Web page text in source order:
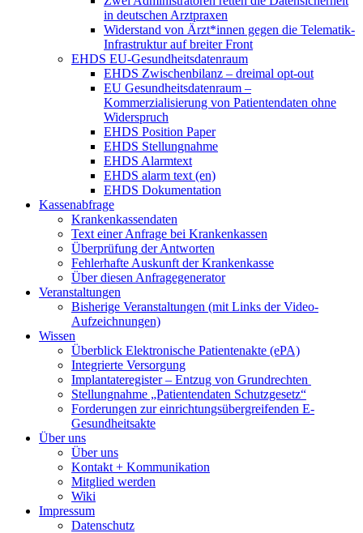
in deutschen Arztpraxen
Widerstand von Ärzt*innen gegen die Telematik-
Infrastruktur auf breiter Front
EHDS EU-Gesundheitsdatenraum
EHDS Zwischenbilanz – dreimal opt-out
EU Gesundheitsdatenraum –
Kommerzialisierung von Patientendaten ohne
Widerspruch
EHDS Position Paper
EHDS Stellungnahme
EHDS Alarmtext
EHDS alarm text (en)
EHDS Dokumentation
Kassenabfrage
Krankenkassendaten
Text einer Anfrage bei Krankenkassen
Überprüfung der Antworten
Fehlerhafte Auskunft der Krankenkasse
Über diesen Anfragegenerator
Veranstaltungen
Bisherige Veranstaltungen (mit Links der Video-
Aufzeichnungen)
Wissen
Überblick Elektronische Patientenakte (ePA)
Integrierte Versorgung
Implantateregister – Entzug von Grundrechten
Stellungnahme „Patientendaten Schutzgesetz“
Forderungen zur einrichtungsübergreifenden E-
Gesundheitsakte
Über uns
Über uns
Kontakt + Kommunikation
Mitglied werden
Wiki
Impressum
Datenschutz